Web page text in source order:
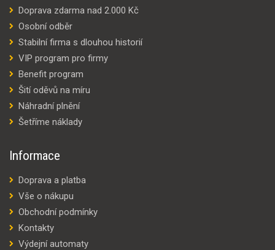
Doprava zdarma nad 2.000 Kč
Osobní odběr
Stabilní firma s dlouhou historií
VIP program pro firmy
Benefit program
Šití oděvů na míru
Náhradní plnění
Šetříme náklady
Informace
Doprava a platba
Vše o nákupu
Obchodní podmínky
Kontakty
Výdejní automaty